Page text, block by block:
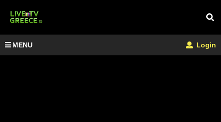
MENU Login